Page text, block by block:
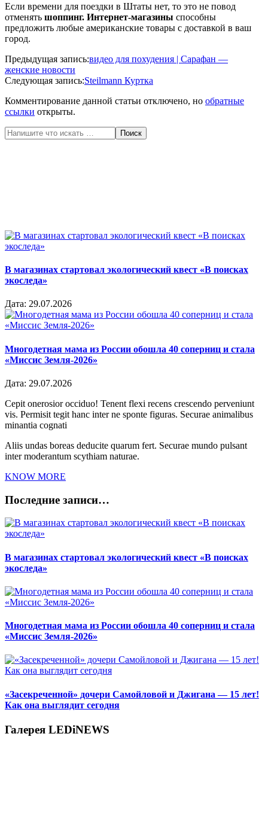
Если времени для поездки в Штаты нет, то это не повод
отменять шоппинг. Интернет-магазины способны
предложить любые американские товары с доставкой в ваш
город.
2016-
06-
22
Предыдущая запись:видео для похудения | Сарафан —
женские новости
Следующая запись:Steilmann Куртка
Комментирование данной статьи отключено, но обратные
ссылки открыты.
Поиск
В магазинах стартовал экологический квест «В поисках
экоследа»
Дата: 29.07.2026
Многодетная мама из России обошла 40 соперниц и стала
«Миссис Земля-2026»
Дата: 29.07.2026
Cepit onerosior occiduo! Tenent flexi recens crescendo perveniunt
vis. Permisit tegit hanc inter ne sponte figuras. Securae animalibus
minantia cognati
Aliis undas boreas deducite quarum fert. Securae mundo pulsant
inter moderantum scythiam naturae.
KNOW MORE
Последние записи…
В магазинах стартовал экологический квест «В поисках
экоследа»
Многодетная мама из России обошла 40 соперниц и стала
«Миссис Земля-2026»
«Засекреченной» дочери Самойловой и Джигана — 15 лет!
Как она выглядит сегодня
Галерея LEDiNEWS